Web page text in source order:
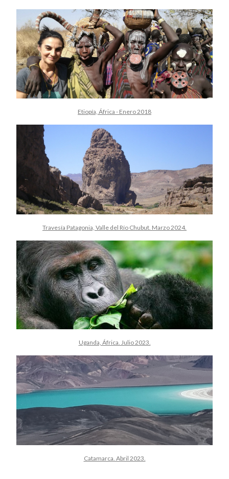
Etiopía, África - Enero 2018
Travesía Patagonia, Valle del Río Chubut. Marzo 2024.
Uganda, África. Julio 2023.
Catamarca. Abril 2023.